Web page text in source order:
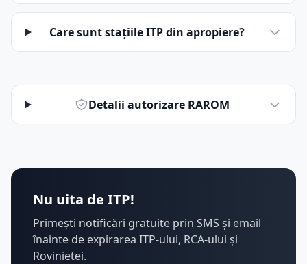
Care sunt stațiile ITP din apropiere?
Detalii autorizare RAROM
Nu uita de ITP!
Primești notificări gratuite prin SMS și email
înainte de expirarea ITP-ului, RCA-ului și
Rovinietei.